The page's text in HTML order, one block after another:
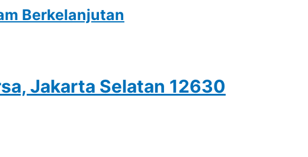
Berkelanjutan
Jakarta Selatan 12630